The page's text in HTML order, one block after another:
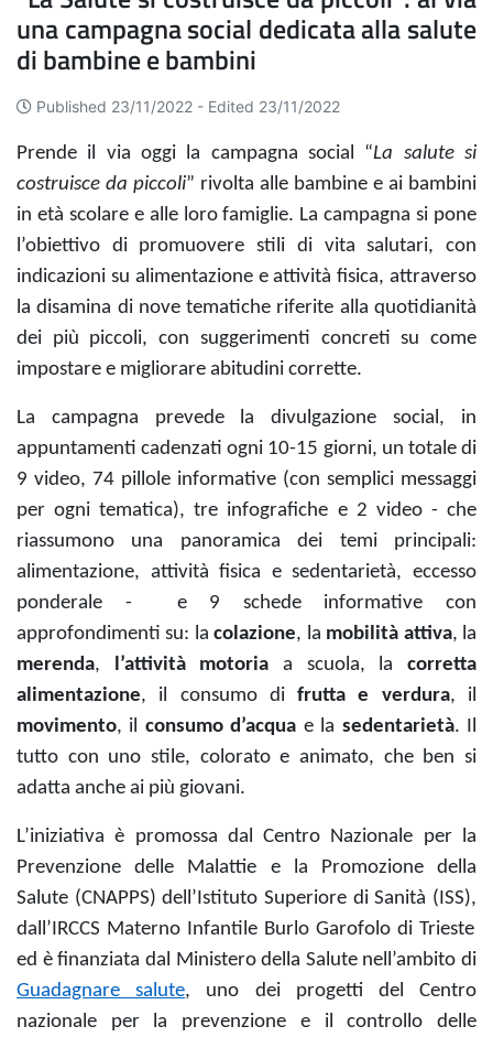
una campagna social dedicata alla salute
di bambine e bambini
Published 23/11/2022 - Edited 23/11/2022
Prende il via oggi la campagna social “La salute si
costruisce da piccoli” rivolta alle bambine e ai bambini
in età scolare e alle loro famiglie. La campagna si pone
l’obiettivo di promuovere stili di vita salutari, con
indicazioni su alimentazione e attività fisica, attraverso
la disamina di nove tematiche riferite alla quotidianità
dei più piccoli, con suggerimenti concreti su come
impostare e migliorare abitudini corrette.
La campagna prevede la divulgazione social, in
appuntamenti cadenzati ogni 10-15 giorni, un totale di
9 video, 74 pillole informative (con semplici messaggi
per ogni tematica), tre infografiche e 2 video - che
riassumono una panoramica dei temi principali:
alimentazione, attività fisica e sedentarietà, eccesso
ponderale - e 9 schede informative con
approfondimenti su: lacolazione, la mobilità attiva, la
merenda, l’attività motoria a scuola, lacorretta
alimentazione, il consumo difrutta e verdura, il
movimento, il consumo d’acqua e la sedentarietà. Il
tutto con uno stile, colorato e animato, che ben si
adatta anche ai più giovani.
L’iniziativa è promossa dalCentro Nazionale per la
Prevenzione delle Malattie e la Promozione della
Salute (CNAPPS) dell’Istituto Superiore di Sanità (ISS),
dall’IRCCS Materno Infantile Burlo Garofolo di Trieste
ed è finanziata dal Ministero della Salute nell’ambito di
Guadagnare salute, uno dei progetti del Centro
nazionale per la prevenzione e il controllo delle